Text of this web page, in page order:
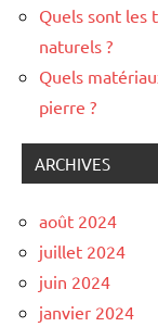
Quels sont les
naturels ?
Quels
pierre ?
ARCHIVES
août 2024
juillet 2024
juin 2024
janvier 2024